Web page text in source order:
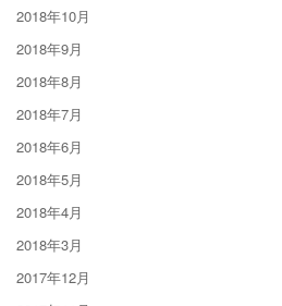
2018年10月
2018年9月
2018年8月
2018年7月
2018年6月
2018年5月
2018年4月
2018年3月
2017年12月